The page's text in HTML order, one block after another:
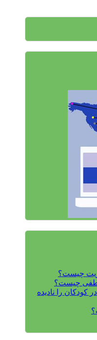
چیست؟
چیست؟
کودکان را نادیده